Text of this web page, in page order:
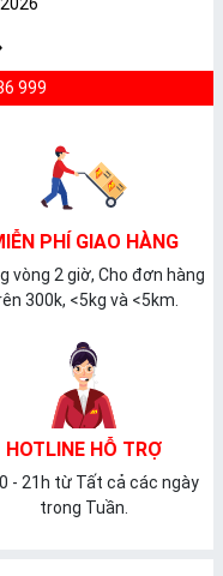
999
PHÍ GIAO HÀNG
vòng 2 giờ, Cho đơn hàng
300k, <5kg và <5km.
HOTLINE HỖ TRỢ
- 21h từ Tất cả các ngày
trong Tuần.